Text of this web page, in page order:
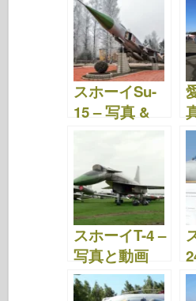
スホーイSu-
15 – 写真 &
スホーイT-4 –
写真と動画